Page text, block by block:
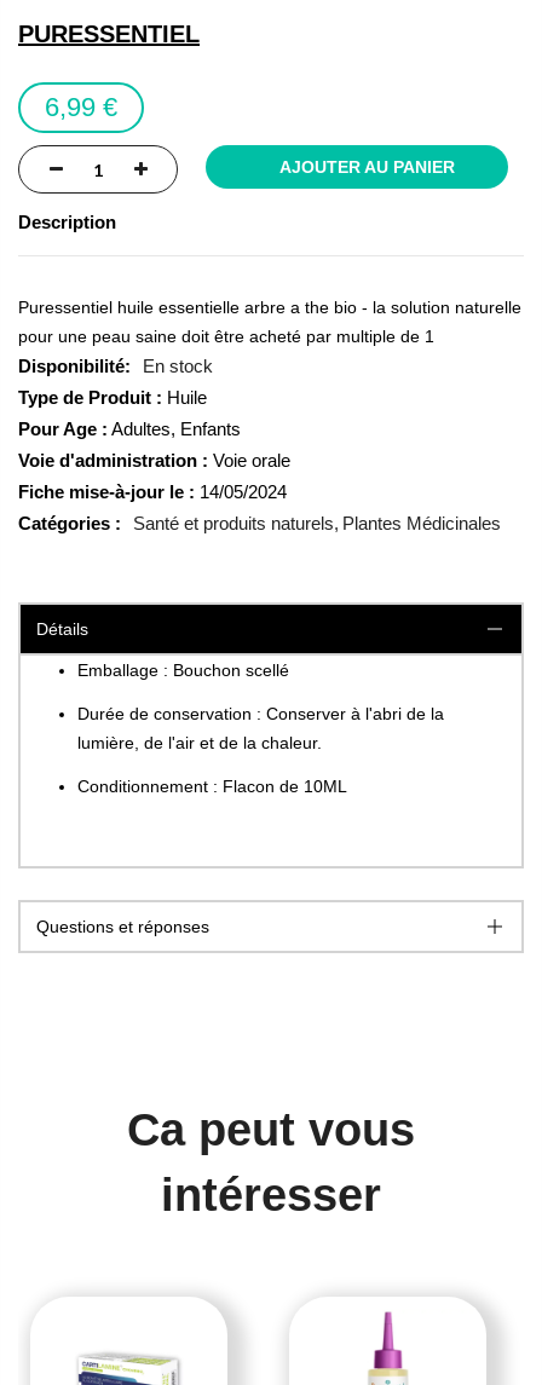
gallery
PURESSENTIEL
6,99 €
AJOUTER AU PANIER
Description
Puressentiel huile essentielle arbre a the bio - la solution naturelle
pour une peau saine doit être acheté par multiple de 1
En stock
Type de Produit : Huile
Pour Age : Adultes, Enfants
Voie d'administration : Voie orale
Fiche mise-à-jour le : 14/05/2024
Catégories :
Santé et produits naturels Plantes Médicinales
Détails
Emballage : Bouchon scellé
Durée de conservation : Conserver à l'abri de la
lumière, de l'air et de la chaleur.
Conditionnement : Flacon de 10ML
Questions et réponses
Ca peut vous
intéresser